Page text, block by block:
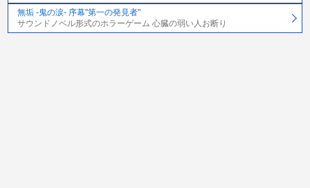
無垢 -鬼の涙- 序幕"第一の発見者"
サウンドノベル形式のホラーゲーム 心臓の弱い人お断り